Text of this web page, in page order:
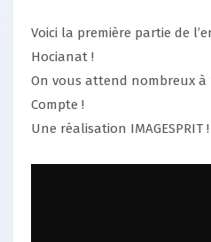
Voici la première partie de
Hocianat !
On vous attend nombreux à
Compte !
Une réalisation IMAGESPRIT !